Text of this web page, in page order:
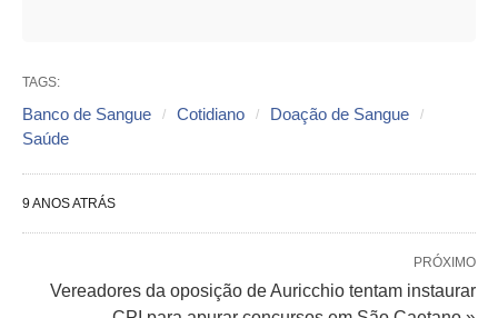
TAGS:
Banco de Sangue Cotidiano
Doação de Sangue
Saúde
9 ANOS ATRÁS
PRÓXIMO
Vereadores da oposição de Auricchio tentam instaurar